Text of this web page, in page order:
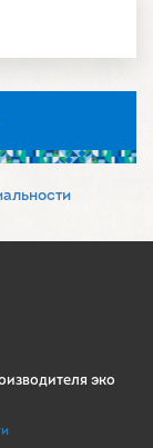
эко